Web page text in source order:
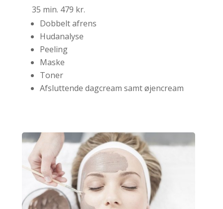
35 min. 479 kr.
Dobbelt afrens
Hudanalyse
Peeling
Maske
Toner
Afsluttende dagcream samt øjencream